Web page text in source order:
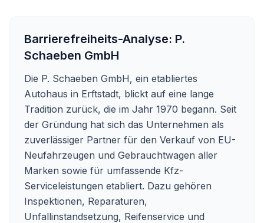
Barrierefreiheits-Analyse: P.
Schaeben GmbH
Die P. Schaeben GmbH, ein etabliertes
Autohaus in Erftstadt, blickt auf eine lange
Tradition zurück, die im Jahr 1970 begann. Seit
der Gründung hat sich das Unternehmen als
zuverlässiger Partner für den Verkauf von EU-
Neufahrzeugen und Gebrauchtwagen aller
Marken sowie für umfassende Kfz-
Serviceleistungen etabliert. Dazu gehören
Inspektionen, Reparaturen,
Unfallinstandsetzung, Reifenservice und